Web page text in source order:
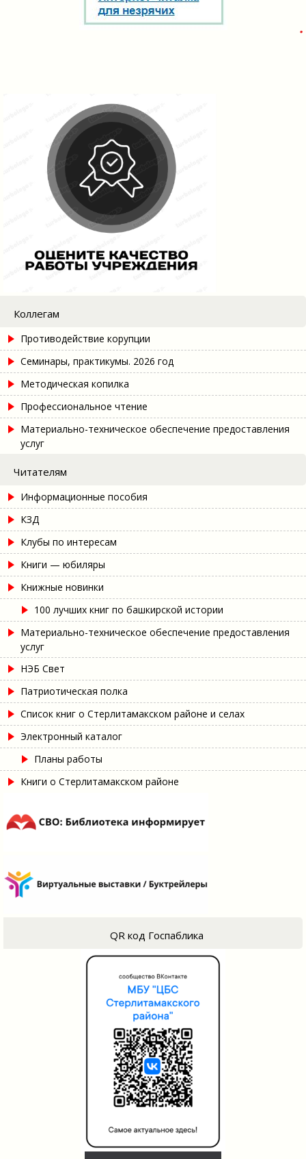
Коллегам
Противодействие корупции
Семинары, практикумы. 2026 год
Методическая копилка
Профессиональное чтение
Материально-техническое обеспечение предоставления
услуг
Читателям
Информационные пособия
КЗД
Клубы по интересам
Книги — юбиляры
Книжные новинки
100 лучших книг по башкирской истории
Материально-техническое обеспечение предоставления
услуг
НЭБ Свет
Патриотическая полка
Список книг о Стерлитамакском районе и селах
Электронный каталог
Планы работы
Книги о Стерлитамакском районе
QR код Госпаблика